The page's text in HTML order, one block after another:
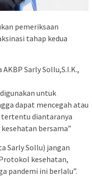
pemeriksaan
tahap kedua
Sarly Sollu,S.I.K.,
untuk
dapat mencegah atau
tertentu diantaranya
bersama”
Sarly Sollu) jangan
kesehatan,
pandemi ini berlalu”.